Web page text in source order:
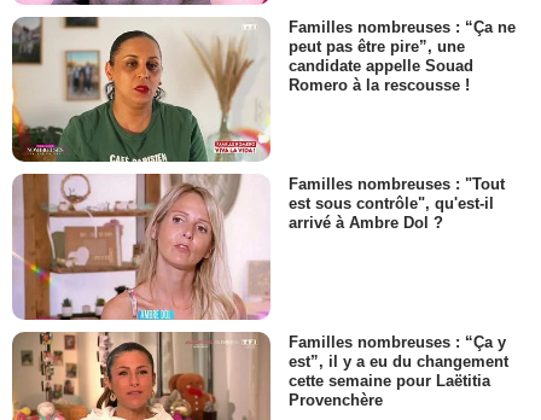
Familles nombreuses : “Ça ne
peut pas être pire”, une
candidate appelle Souad
Romero à la rescousse !
Familles nombreuses : "Tout
est sous contrôle", qu'est-il
arrivé à Ambre Dol ?
Familles nombreuses : “Ça y
est”, il y a eu du changement
cette semaine pour Laëtitia
Provenchère